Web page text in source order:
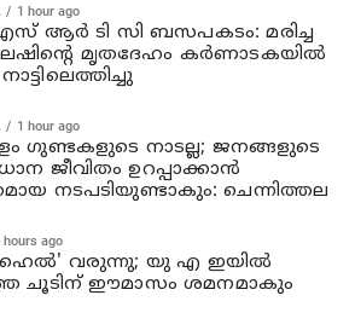
1 hour ago
ആര്‍ ടി സി ബസപകടം: മരിച്ച
മൃതദേഹം കര്‍ണാടകയില്‍
1 hour ago
ഗുണ്ടകളുടെ നാടല്ല; ജനങ്ങളുടെ
ജീവിതം ഉറപ്പാക്കാന്‍
നടപടിയുണ്ടാകും: ചെന്നിത്തല
hours ago
വരുന്നു; യു എ ഇയില്‍
ചൂടിന് ഈമാസം ശമനമാകും